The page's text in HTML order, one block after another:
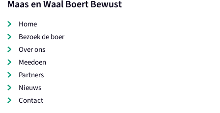
Maas en Waal Boert Bewust
Home
Bezoek de boer
Over ons
Meedoen
Partners
Nieuws
Contact